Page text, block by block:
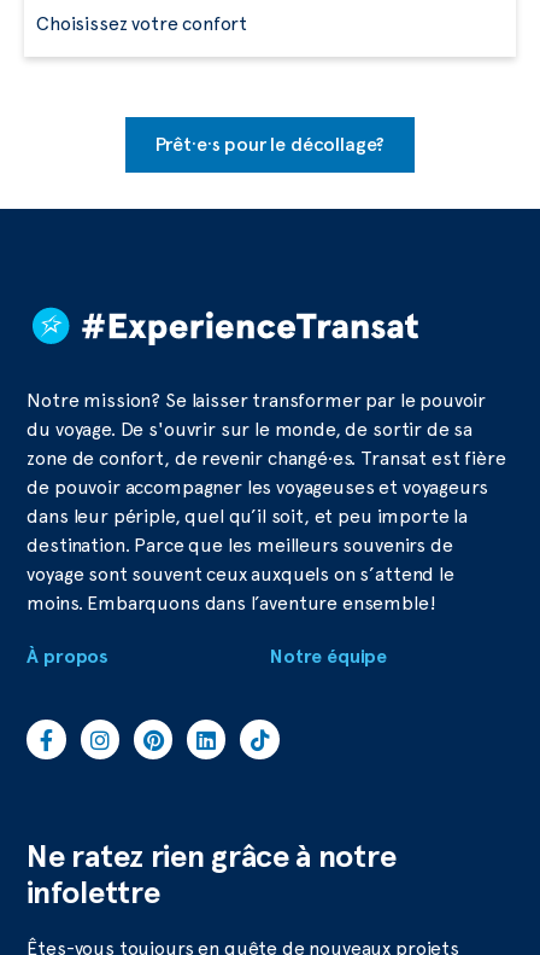
Choisissez votre confort
Prêt·e·s pour le décollage?
Notre mission? Se laisser transformer par le pouvoir
du voyage. De s'ouvrir sur le monde, de sortir de sa
zone de confort, de revenir changé·es. Transat est fière
de pouvoir accompagner les voyageuses et voyageurs
dans leur périple, quel qu’il soit, et peu importe la
destination. Parce que les meilleurs souvenirs de
voyage sont souvent ceux auxquels on s’attend le
moins. Embarquons dans l’aventure ensemble!
À propos Notre équipe
Ne ratez rien grâce à notre
infolettre
Êtes-vous toujours en quête de nouveaux projets